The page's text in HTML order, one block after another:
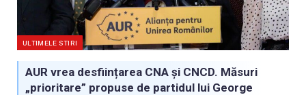
ULTIMELE STIRI
AUR vrea desființarea CNA și CNCD. Măsuri
„prioritare” propuse de partidul lui George